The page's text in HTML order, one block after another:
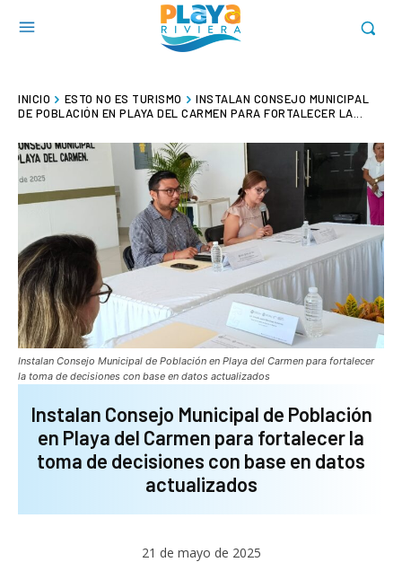
INICIO ESTO NO ES TURISMO
INSTALAN CONSEJO MUNICIPAL
DE POBLACIÓN EN PLAYA DEL CARMEN PARA FORTALECER LA...
Instalan Consejo Municipal de Población en Playa del Carmen para fortalecer
la toma de decisiones con base en datos actualizados
Instalan Consejo Municipal de Población
en Playa del Carmen para fortalecer la
toma de decisiones con base en datos
actualizados
21 de mayo de 2025